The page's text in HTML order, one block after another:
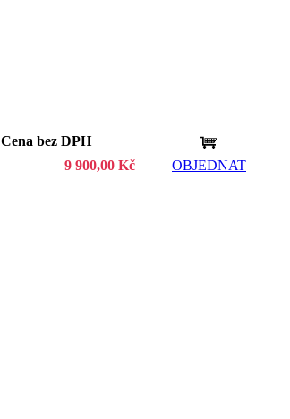
Cena bez DPH
9 900,00 Kč OBJEDNAT